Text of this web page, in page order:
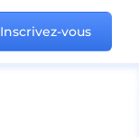
Inscrivez-vous